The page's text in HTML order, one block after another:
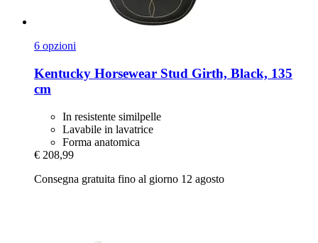
6 opzioni
Kentucky Horsewear Stud Girth, Black, 135
cm
In resistente similpelle
Lavabile in lavatrice
Forma anatomica
€ 208,99
Consegna gratuita fino al giorno 12 agosto